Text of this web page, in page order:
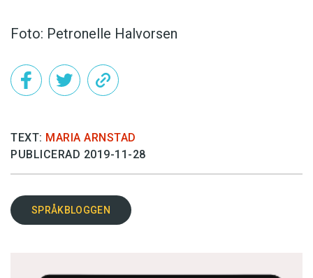
Foto: Petronelle Halvorsen
TEXT: MARIA ARNSTAD
PUBLICERAD 2019-11-28
SPRÅKBLOGGEN